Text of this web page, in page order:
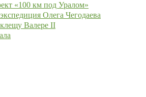
«100 км под Уралом»
Олега Чегодаева
Валере II